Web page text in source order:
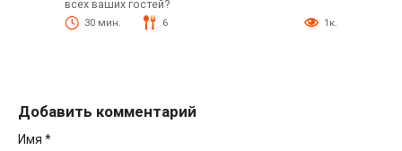
всех ваших гостей?
30 мин. 6 1к.
Добавить комментарий
Имя *